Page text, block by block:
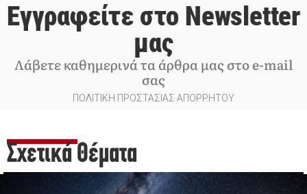
Εγγραφείτε στο Newsletter
μας
Λάβετε καθημερινά τα άρθρα μας στο e-mail
σας
ΠΟΛΙΤΙΚΗ ΠΡΟΣΤΑΣΙΑΣ ΑΠΟΡΡΗΤΟΥ
Σχετικά Θέματα